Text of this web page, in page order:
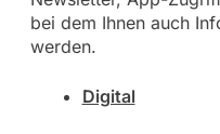
bei dem Ihnen auch
werden.
Digital